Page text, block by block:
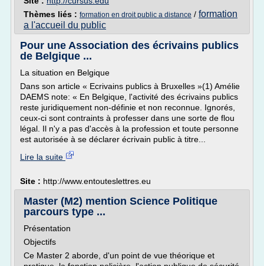
Thèmes liés : formation en droit public a distance / formation
a l'accueil du public
Pour une Association des écrivains publics
de Belgique ...
La situation en Belgique
Dans son article « Ecrivains publics à Bruxelles »(1) Amélie
DAEMS note: « En Belgique, l'activité des écrivains publics
reste juridiquement non-définie et non reconnue. Ignorés,
ceux-ci sont contraints à professer dans une sorte de flou
légal. Il n'y a pas d'accès à la profession et toute personne
est autorisée à se déclarer écrivain public à titre...
Lire la suite
Site : http://www.entouteslettres.eu
Master (M2) mention Science Politique
parcours type ...
Présentation
Objectifs
Ce Master 2 aborde, d'un point de vue théorique et